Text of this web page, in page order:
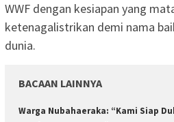
WWF dengan kesiapan yang
ketenagalistrikan demi nama
dunia.
BACAAN LAINNYA
Warga Nubahaeraka: “Kami Siap